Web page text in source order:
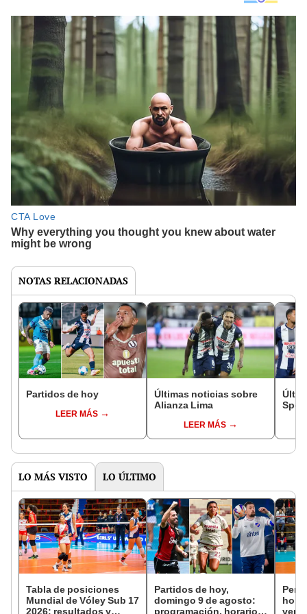
NOTAS RELACIONADAS
Partidos de hoy
LEER MÁS
Últimas noticias sobre
Alianza Lima
LEER MÁS
LO MÁS VISTO LO ÚLTIMO
Tabla de posiciones
Mundial de Vóley Sub 17
2026: resultados y
Partidos de hoy,
domingo 9 de agosto:
programación, horarios
hora
ver